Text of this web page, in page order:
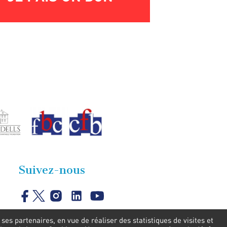
Suivez-nous
partenaires, en vue de réaliser des statistiques de visites et